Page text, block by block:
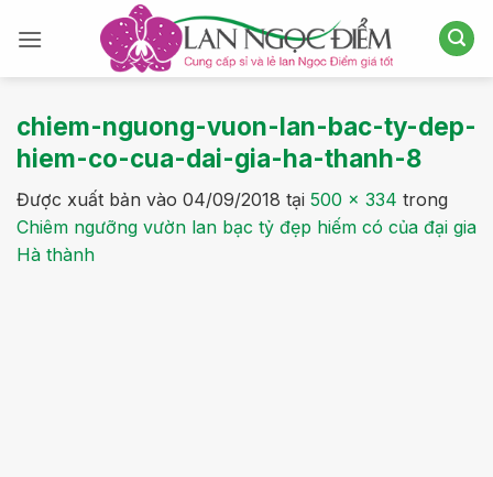
qua
chiem-nguong-vuon-lan-bac-ty-dep-
hiem-co-cua-dai-gia-ha-thanh-8
Được xuất bản vào 04/09/2018 tại 500 × 334 trong
Chiêm ngưỡng vườn lan bạc tỷ đẹp hiếm có của đại gia
Hà thành